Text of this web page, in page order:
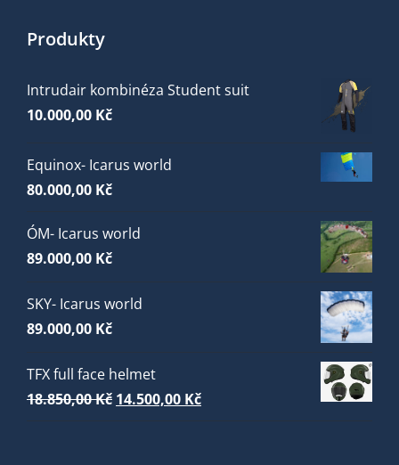
Produkty
Intrudair kombinéza Student suit
10.000,00 Kč
Equinox- Icarus world
80.000,00 Kč
ÓM- Icarus world
89.000,00 Kč
SKY- Icarus world
89.000,00 Kč
TFX full face helmet
18.850,00Kč Původní
14.500,00 KčAktuální